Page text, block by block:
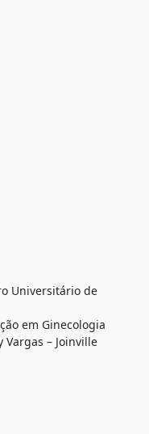
Universitário de
em Ginecologia
– Joinville